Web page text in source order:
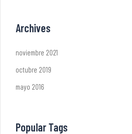
Archives
noviembre 2021
octubre 2019
mayo 2016
Popular Tags